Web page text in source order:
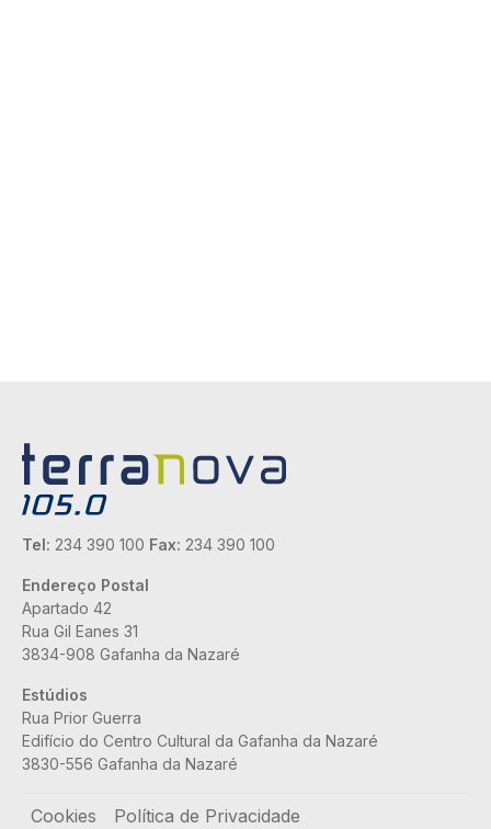
Tel: 234 390 100 Fax: 234 390 100
Endereço Postal
Apartado 42
Rua Gil Eanes 31
3834-908 Gafanha da Nazaré
Estúdios
Rua Prior Guerra
Edifício do Centro Cultural da Gafanha da Nazaré
3830-556 Gafanha da Nazaré
Rodapé
Cookies Política de Privacidade